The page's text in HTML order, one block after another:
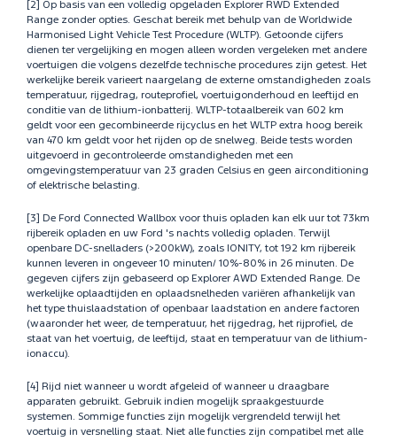
[2] Op basis van een volledig opgeladen Explorer RWD Extended
Range zonder opties. Geschat bereik met behulp van de Worldwide
Harmonised Light Vehicle Test Procedure (WLTP). Getoonde cijfers
dienen ter vergelijking en mogen alleen worden vergeleken met andere
voertuigen die volgens dezelfde technische procedures zijn getest. Het
werkelijke bereik varieert naargelang de externe omstandigheden zoals
temperatuur, rijgedrag, routeprofiel, voertuigonderhoud en leeftijd en
conditie van de lithium-ionbatterij. WLTP-totaalbereik van 602 km
geldt voor een gecombineerde rijcyclus en het WLTP extra hoog bereik
van 470 km geldt voor het rijden op de snelweg. Beide tests worden
uitgevoerd in gecontroleerde omstandigheden met een
omgevingstemperatuur van 23 graden Celsius en geen airconditioning
of elektrische belasting.
[3] De Ford Connected Wallbox voor thuis opladen kan elk uur tot 73km
rijbereik opladen en uw Ford 's nachts volledig opladen. Terwijl
openbare DC-snelladers (>200kW), zoals IONITY, tot 192 km rijbereik
kunnen leveren in ongeveer 10 minuten/ 10%-80% in 26 minuten. De
gegeven cijfers zijn gebaseerd op Explorer AWD Extended Range. De
werkelijke oplaadtijden en oplaadsnelheden variëren afhankelijk van
het type thuislaadstation of openbaar laadstation en andere factoren
(waaronder het weer, de temperatuur, het rijgedrag, het rijprofiel, de
staat van het voertuig, de leeftijd, staat en temperatuur van de lithium-
ionaccu).
[4] Rijd niet wanneer u wordt afgeleid of wanneer u draagbare
apparaten gebruikt. Gebruik indien mogelijk spraakgestuurde
systemen. Sommige functies zijn mogelijk vergrendeld terwijl het
voertuig in versnelling staat. Niet alle functies zijn compatibel met alle